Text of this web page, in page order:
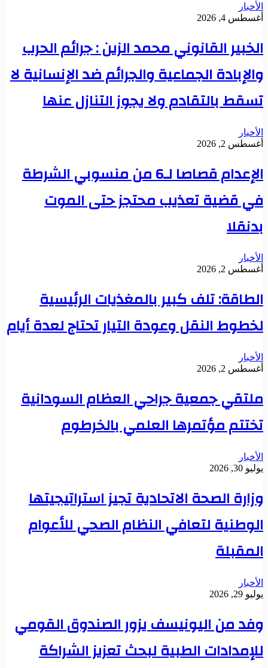
الأخبار
أغسطس 4, 2026
الخبير القانوني محمد الزين : جرائم الحرب
والإبادة الجماعية والجرائم ضد الإنسانية لا
تسقط بالتقادم ولا يجوز التنازل عنها
الأخبار
أغسطس 2, 2026
الإعدام قصاصا لـ6 من منسوبي الشرطة
في قضية تعذيب محتجز حتى الموت
بدنقلا
الأخبار
أغسطس 2, 2026
الطاقة: تلف كبير بالمغذيات الرئيسية
لخطوط النقل وعودة التيار تحتاج لعدة أيام
الأخبار
أغسطس 2, 2026
ملتقي جمعية جراحي العظام السودانية
تختتم مؤتمرها العلمي بالخرطوم
الأخبار
يوليو 30, 2026
وزارة الصحة الاتحادية تجيز استراتيجيتها
الوطنية لتعافي النظام الصحي للأعوام
المقبلة
الأخبار
يوليو 29, 2026
وفد من اليونيسف يزور الصندوق القومي
للإمدادات الطبية لبحث تعزيز الشراكة